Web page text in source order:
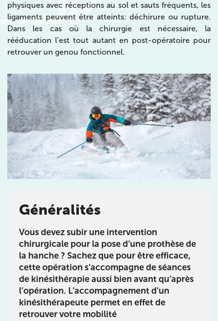
physiques avec réceptions au sol et sauts fréquents, les
ligaments peuvent être atteints: déchirure ou rupture.
Dans les cas où la chirurgie est nécessaire, la
rééducation l’est tout autant en post-opératoire pour
retrouver un genou fonctionnel.
Généralités
Vous devez subir une intervention
chirurgicale pour la pose d’une prothèse de
la hanche ? Sachez que pour être efficace,
cette opération s’accompagne de séances
de kinésithérapie aussi bien avant qu’après
l’opération. L’accompagnement d’un
kinésithérapeute permet en effet de
retrouver votre mobilité
Prendre rendez-vous
avec les équipes
de Jérôme Auger
Bénéficiez de l’ expertise de Jérôme Auger
en
quotidien.
IK PARIS 16 – TROCADÉRO
8 Av. de Camoens 75116 Paris
8 Av. de Camoens 75116 Paris
01 42 15 22 46